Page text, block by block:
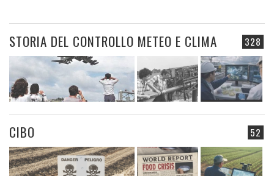
328
STORIA DEL CONTROLLO METEO E CLIMA
52
CIBO